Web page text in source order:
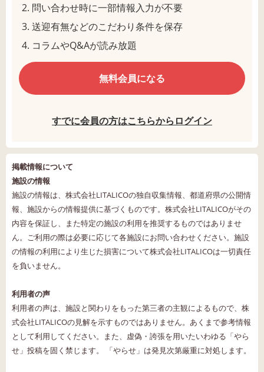
問い合わせ時に一部情報入力が不要
送迎有無などのこだわり条件を保存
コラムやQ&Aが読み放題
無料会員になる
すでに会員の方はこちらからログイン
掲載情報について
施設の情報
施設の情報は、株式会社LITALICOの独自収集情報、都道府県の公開情
報、施設からの情報提供に基づくものです。株式会社LITALICOがその
内容を保証し、また特定の施設の利用を推奨するものではありませ
ん。ご利用の際は必要に応じて各施設にお問い合わせください。施設
の情報の利用により生じた損害について株式会社LITALICOは一切責任
を負いません。
利用者の声
利用者の声は、施設と関わりをもった第三者の主観によるもので、株
式会社LITALICOの見解を示すものではありません。あくまで参考情報
として利用してください。また、虚偽・誇張を用いたいわゆる「やら
せ」投稿を固く禁じます。 「やらせ」は発見次第厳重に対処します。